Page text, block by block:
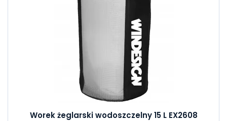
Worek żeglarski wodoszczelny 15 L EX2608